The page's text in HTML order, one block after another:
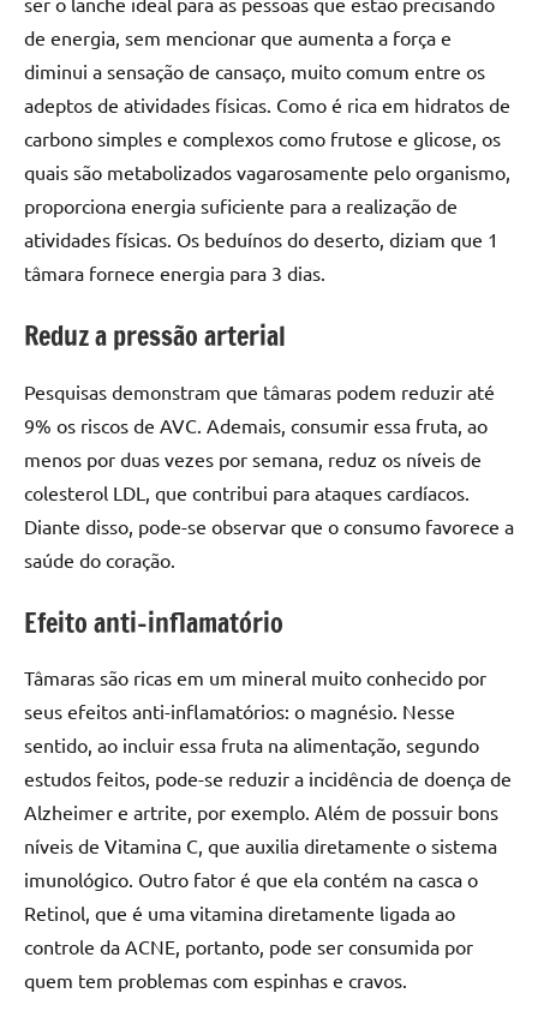
de energia, sem mencionar que aumenta a força e
diminui a sensação de cansaço, muito comum entre os
adeptos de atividades físicas. Como é rica em hidratos de
carbono simples e complexos como frutose e glicose, os
quais são metabolizados vagarosamente pelo organismo,
proporciona energia suficiente para a realização de
atividades físicas. Os beduínos do deserto, diziam que 1
tâmara fornece energia para 3 dias.
Reduz a pressão arterial
Pesquisas demonstram que tâmaras podem reduzir até
9% os riscos de AVC. Ademais, consumir essa fruta, ao
menos por duas vezes por semana, reduz os níveis de
colesterol LDL, que contribui para ataques cardíacos.
Diante disso, pode-se observar que o consumo favorece a
saúde do coração.
Efeito anti-inflamatório
Tâmaras são ricas em um mineral muito conhecido por
seus efeitos anti-inflamatórios: o magnésio. Nesse
sentido, ao incluir essa fruta na alimentação, segundo
estudos feitos, pode-se reduzir a incidência de doença de
Alzheimer e artrite, por exemplo. Além de possuir bons
níveis de Vitamina C, que auxilia diretamente o sistema
imunológico. Outro fator é que ela contém na casca o
Retinol, que é uma vitamina diretamente ligada ao
controle da ACNE, portanto, pode ser consumida por
quem tem problemas com espinhas e cravos.